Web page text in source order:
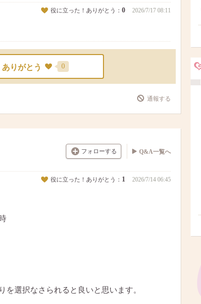
役に立った！ありがとう： 0 2026/7/17 08:11
ありがとう 0
通報する
フォローする Q&A一覧へ
役に立った！ありがとう： 1 2026/7/14 06:45
を選択なさられると良いと思います。